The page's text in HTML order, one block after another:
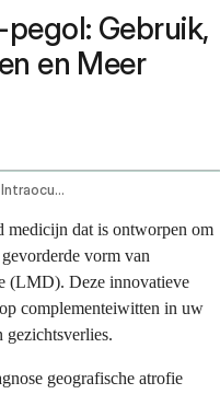
Gebruik,
en Meer
Avacincaptad Pegol Intraocular Route
medicijn dat is ontworpen om
vorm van
(LMD). Deze innovatieve
complementeiwitten in uw
gezichtsverlies.
geografische atrofie